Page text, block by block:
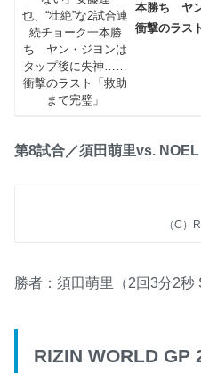
本勝ち ヤ
衝撃のラス
第8試合／須田萌里vs. NOEL
（C）
勝者：須田萌里（2回3分2秒
RIZIN WORLD GP